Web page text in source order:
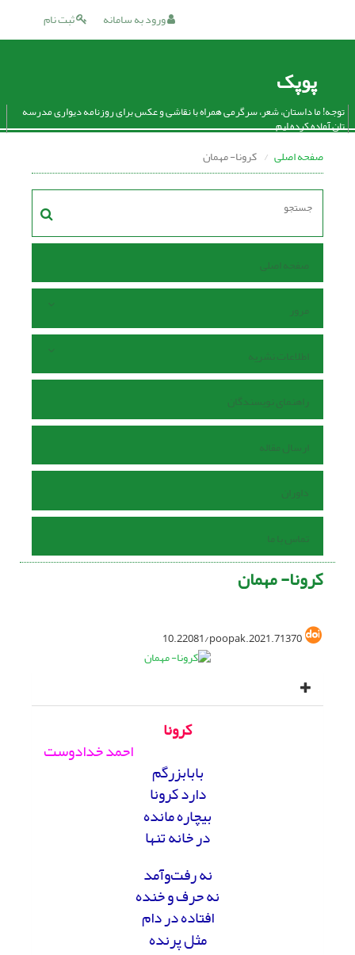
ثبت نام ورود به سامانه
پوپک
توجه! ما داستان، شعر، سرگرمی همراه با نقاشی و عکس برای روزنامه دیواری مدرسه
تان آماده کرده ایم.
صفحه اصلی کرونا- مهمان
صفحه اصلی
مرور
اطلاعات نشریه
راهنمای نویسندگان
ارسال مقاله
داوران
تماس با ما
کرونا- مهمان
10.22081/poopak.2021.71370
کرونا
احمد خدادوست
بابابزرگم
دارد کرونا
بیچاره مانده
در خانه تنها
نه رفت‌وآمد
نه حرف و خنده
افتاده در دام
مثل پرنده